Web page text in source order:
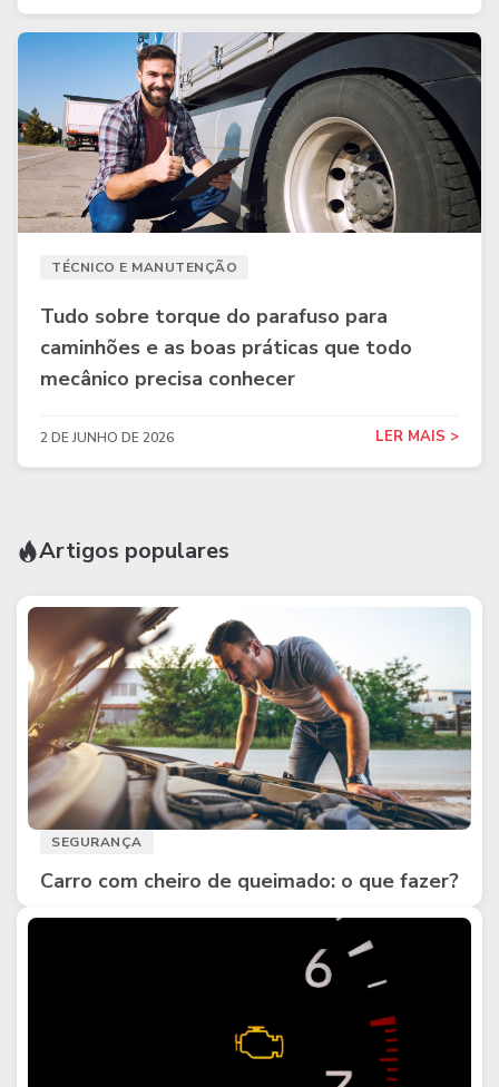
TÉCNICO E MANUTENÇÃO
Tudo sobre torque do parafuso para
caminhões e as boas práticas que todo
mecânico precisa conhecer
2 DE JUNHO DE 2026 LER MAIS >
Artigos populares
SEGURANÇA
Carro com cheiro de queimado: o que fazer?